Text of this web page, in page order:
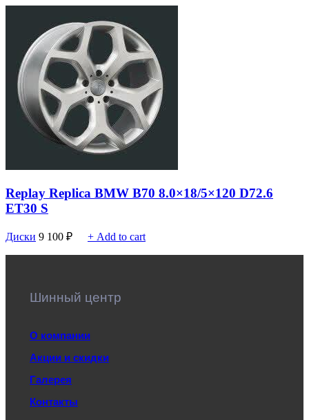
Replay Replica BMW B70 8.0×18/5×120 D72.6
ET30 S
Диски 9 100 ₽ + Add to cart
Шинный центр
О компании
Акции и скидки
Галерея
Контакты